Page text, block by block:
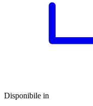
Disponibile in